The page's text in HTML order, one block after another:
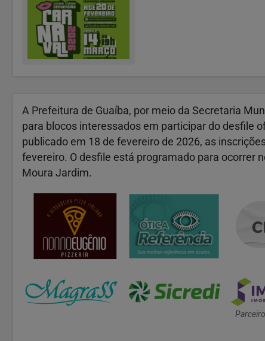
A Prefeitura de Guaíba, por meio da Secretaria
para blocos interessados em participar do desfile
publicado em 18 de fevereiro de 2026, as
fevereiro. O desfile está programado para ocorrer
Moura Jardim.